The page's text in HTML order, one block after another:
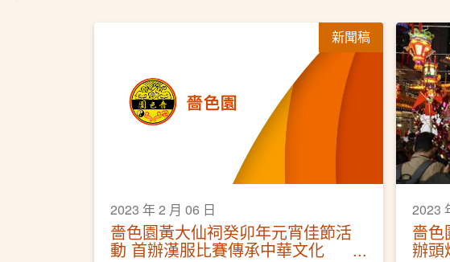
新聞稿
2023 年 2 月 06 日
嗇色園黃大仙祠癸卯年元宵佳節活
動 首辦漢服比賽傳承中華文化
2023
嗇色
辦